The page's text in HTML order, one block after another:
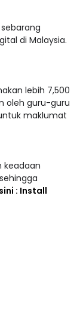
di Malaysia.
lebih 7,500
oleh guru-guru
maklumat
keadaan
: Install